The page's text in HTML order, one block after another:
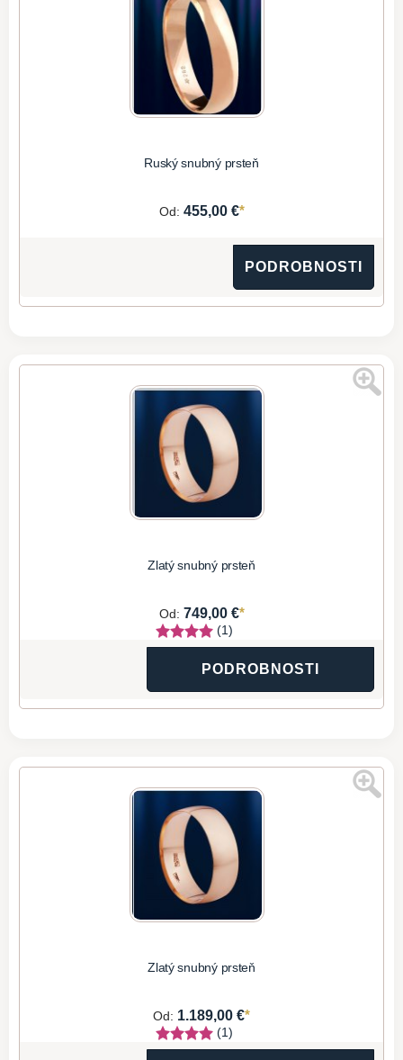
Ruský snubný prsteň
Od: 455,00 €*
PODROBNOSTI
Zlatý snubný prsteň
Od: 749,00 €*
(1)
PODROBNOSTI
Zlatý snubný prsteň
Od: 1.189,00 €*
(1)